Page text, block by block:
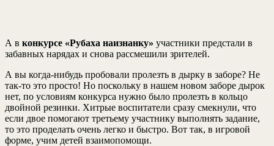
А в конкурсе «Рубаха наизнанку» участники предстали в
забавных нарядах и снова рассмешили зрителей.
А вы когда-нибудь пробовали пролезть в дырку в заборе? Не
так-то это просто! Но поскольку в нашем новом заборе дырок
нет, по условиям конкурса нужно было пролезть в кольцо
двойной резинки. Хитрые воспитатели сразу смекнули, что
если двое помогают третьему участнику выполнять задание,
то это проделать очень легко и быстро. Вот так, в игровой
форме, учим детей взаимопомощи.